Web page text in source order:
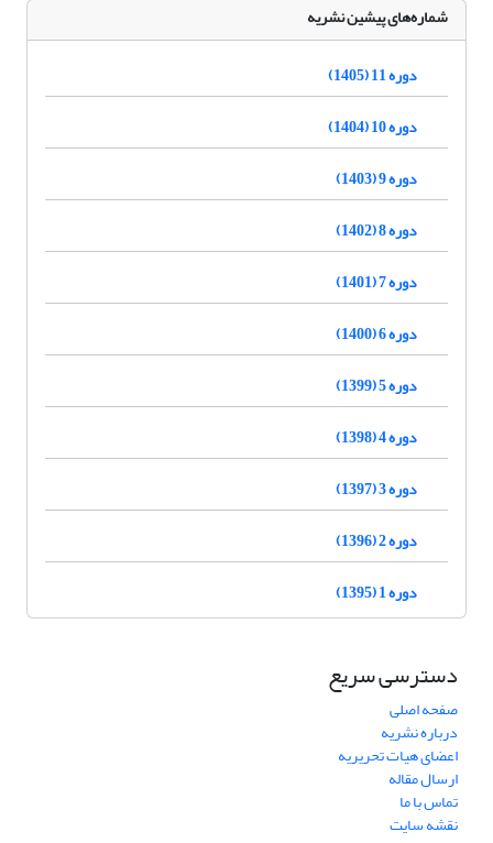
شماره‌های پیشین نشریه
دوره 11 (1405)
دوره 10 (1404)
دوره 9 (1403)
دوره 8 (1402)
دوره 7 (1401)
دوره 6 (1400)
دوره 5 (1399)
دوره 4 (1398)
دوره 3 (1397)
دوره 2 (1396)
دوره 1 (1395)
دسترسی سریع
صفحه اصلی
درباره نشریه
اعضای هیات تحریریه
ارسال مقاله
تماس با ما
نقشه سایت